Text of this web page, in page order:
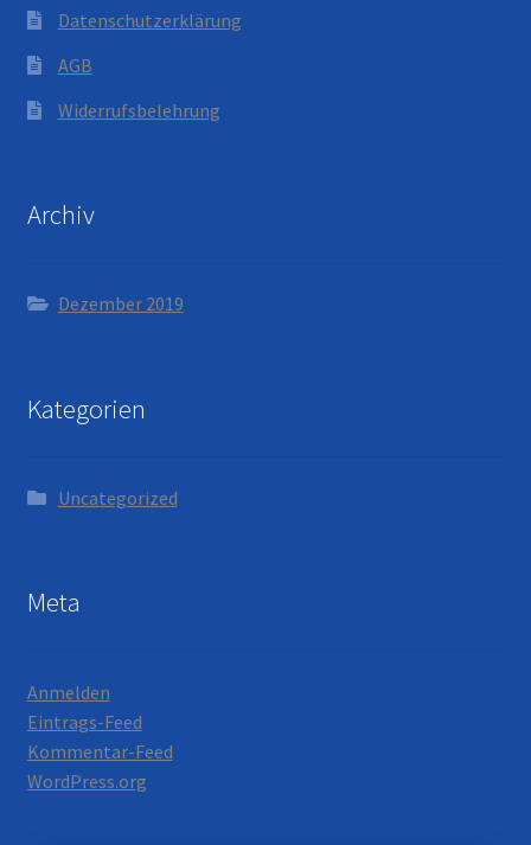
Datenschutzerklärung
AGB
Widerrufsbelehrung
Archiv
Dezember 2019
Kategorien
Uncategorized
Meta
Anmelden
Eintrags-Feed
Kommentar-Feed
WordPress.org